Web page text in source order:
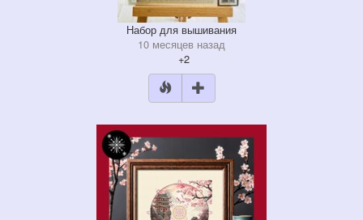
Набор для вышивания
10 месяцев назад
+2